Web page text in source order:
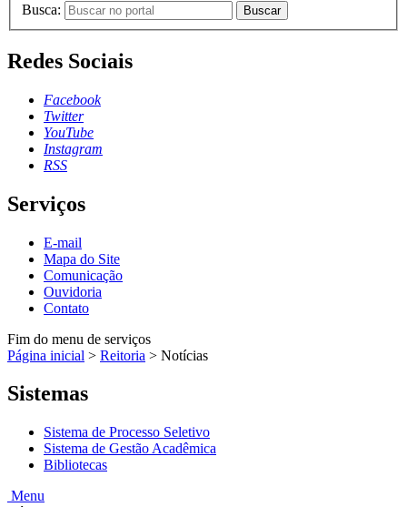
Busca: Buscar
Redes Sociais
Facebook
Twitter
YouTube
Instagram
RSS
Serviços
E-mail
Mapa do Site
Comunicação
Ouvidoria
Contato
Fim do menu de serviços
Página inicial > Reitoria > Notícias
Sistemas
Sistema de Processo Seletivo
Sistema de Gestão Acadêmica
Bibliotecas
Menu